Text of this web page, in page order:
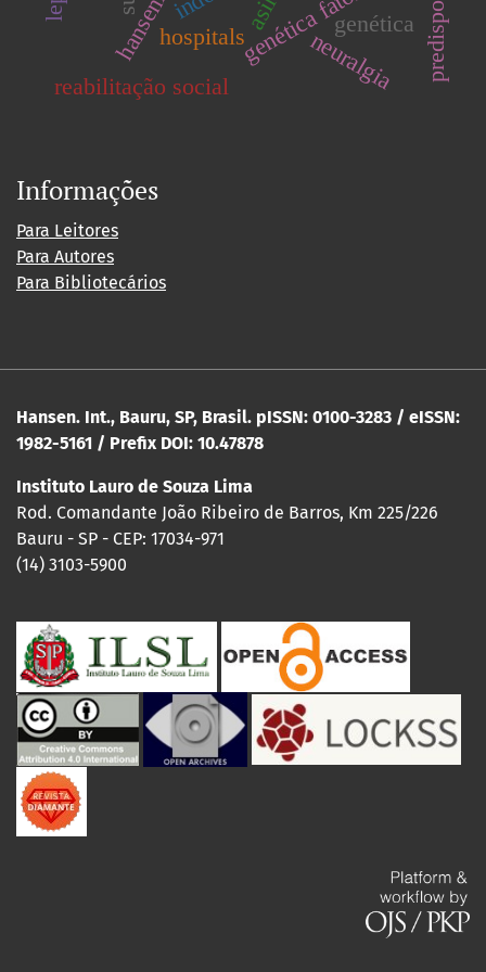
hospitals
reabilitação social neuralgia
genética
Informações
Para Leitores
Para Autores
Para Bibliotecários
Hansen. Int., Bauru, SP, Brasil. pISSN: 0100-3283 / eISSN:
1982-5161 / Prefix DOI: 10.47878
Instituto Lauro de Souza Lima
Rod. Comandante João Ribeiro de Barros, Km 225/226
Bauru - SP - CEP: 17034-971
(14) 3103-5900